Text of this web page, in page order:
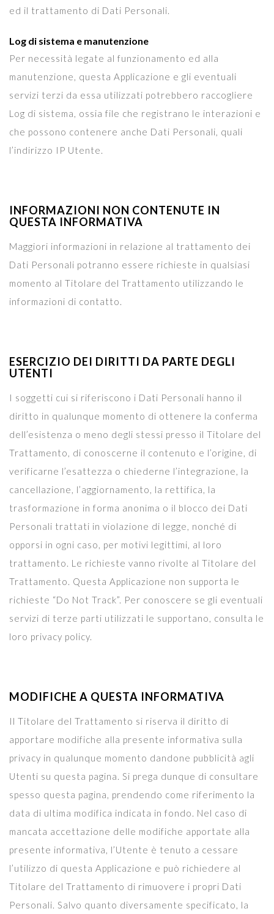
ed il trattamento di Dati Personali.
Log di sistema e manutenzione
Per necessità legate al funzionamento ed alla
manutenzione, questa Applicazione e gli eventuali
servizi terzi da essa utilizzati potrebbero raccogliere
Log di sistema, ossia file che registrano le interazioni e
che possono contenere anche Dati Personali, quali
l’indirizzo IP Utente.
INFORMAZIONI NON CONTENUTE IN
QUESTA INFORMATIVA
Maggiori informazioni in relazione al trattamento dei
Dati Personali potranno essere richieste in qualsiasi
momento al Titolare del Trattamento utilizzando le
informazioni di contatto.
ESERCIZIO DEI DIRITTI DA PARTE DEGLI
UTENTI
I soggetti cui si riferiscono i Dati Personali hanno il
diritto in qualunque momento di ottenere la conferma
dell’esistenza o meno degli stessi presso il Titolare del
Trattamento, di conoscerne il contenuto e l’origine, di
verificarne l’esattezza o chiederne l’integrazione, la
cancellazione, l’aggiornamento, la rettifica, la
trasformazione in forma anonima o il blocco dei Dati
Personali trattati in violazione di legge, nonché di
opporsi in ogni caso, per motivi legittimi, al loro
trattamento. Le richieste vanno rivolte al Titolare del
Trattamento. Questa Applicazione non supporta le
richieste “Do Not Track”. Per conoscere se gli eventuali
servizi di terze parti utilizzati le supportano, consulta le
loro privacy policy.
MODIFICHE A QUESTA INFORMATIVA
Il Titolare del Trattamento si riserva il diritto di
apportare modifiche alla presente informativa sulla
privacy in qualunque momento dandone pubblicità agli
Utenti su questa pagina. Si prega dunque di consultare
spesso questa pagina, prendendo come riferimento la
data di ultima modifica indicata in fondo. Nel caso di
mancata accettazione delle modifiche apportate alla
presente informativa, l’Utente è tenuto a cessare
l’utilizzo di questa Applicazione e può richiedere al
Titolare del Trattamento di rimuovere i propri Dati
Personali. Salvo quanto diversamente specificato, la